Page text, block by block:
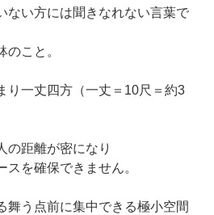
ない方には聞きなれない言葉で
のこと。
り一丈四方（一丈＝10尺＝約3
の距離が密になり
を確保できません。
舞う点前に集中できる極小空間